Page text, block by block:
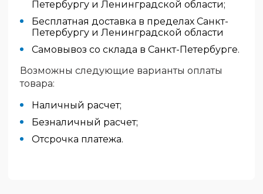
Петербургу и Ленинградской области;
Бесплатная доставка в пределах Санкт-
Петербургу и Ленинградской области
Самовывоз со склада в Санкт-Петербурге.
Возможны следующие варианты оплаты
товара:
Наличный расчет;
Безналичный расчет;
Отсрочка платежа.